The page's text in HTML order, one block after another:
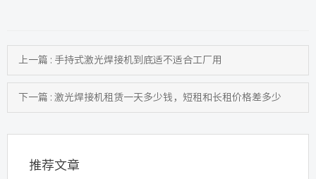
上一篇 : 手持式激光焊接机到底适不适合工厂用
下一篇 : 激光焊接机租赁一天多少钱，短租和长租价格差多少
推荐文章